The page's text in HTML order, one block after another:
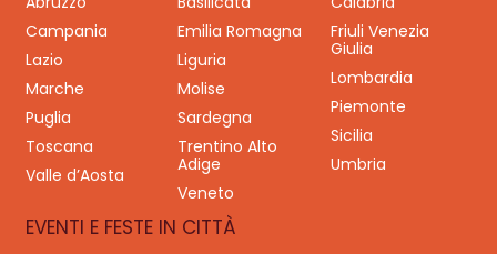
Campania
Emilia Romagna
Friuli Venezia
Giulia
Lazio
Liguria
Lombardia
Marche
Molise
Piemonte
Puglia
Sardegna
Sicilia
Toscana
Trentino Alto
Adige
Umbria
Valle d’Aosta
Veneto
EVENTI E FESTE IN CITTÀ